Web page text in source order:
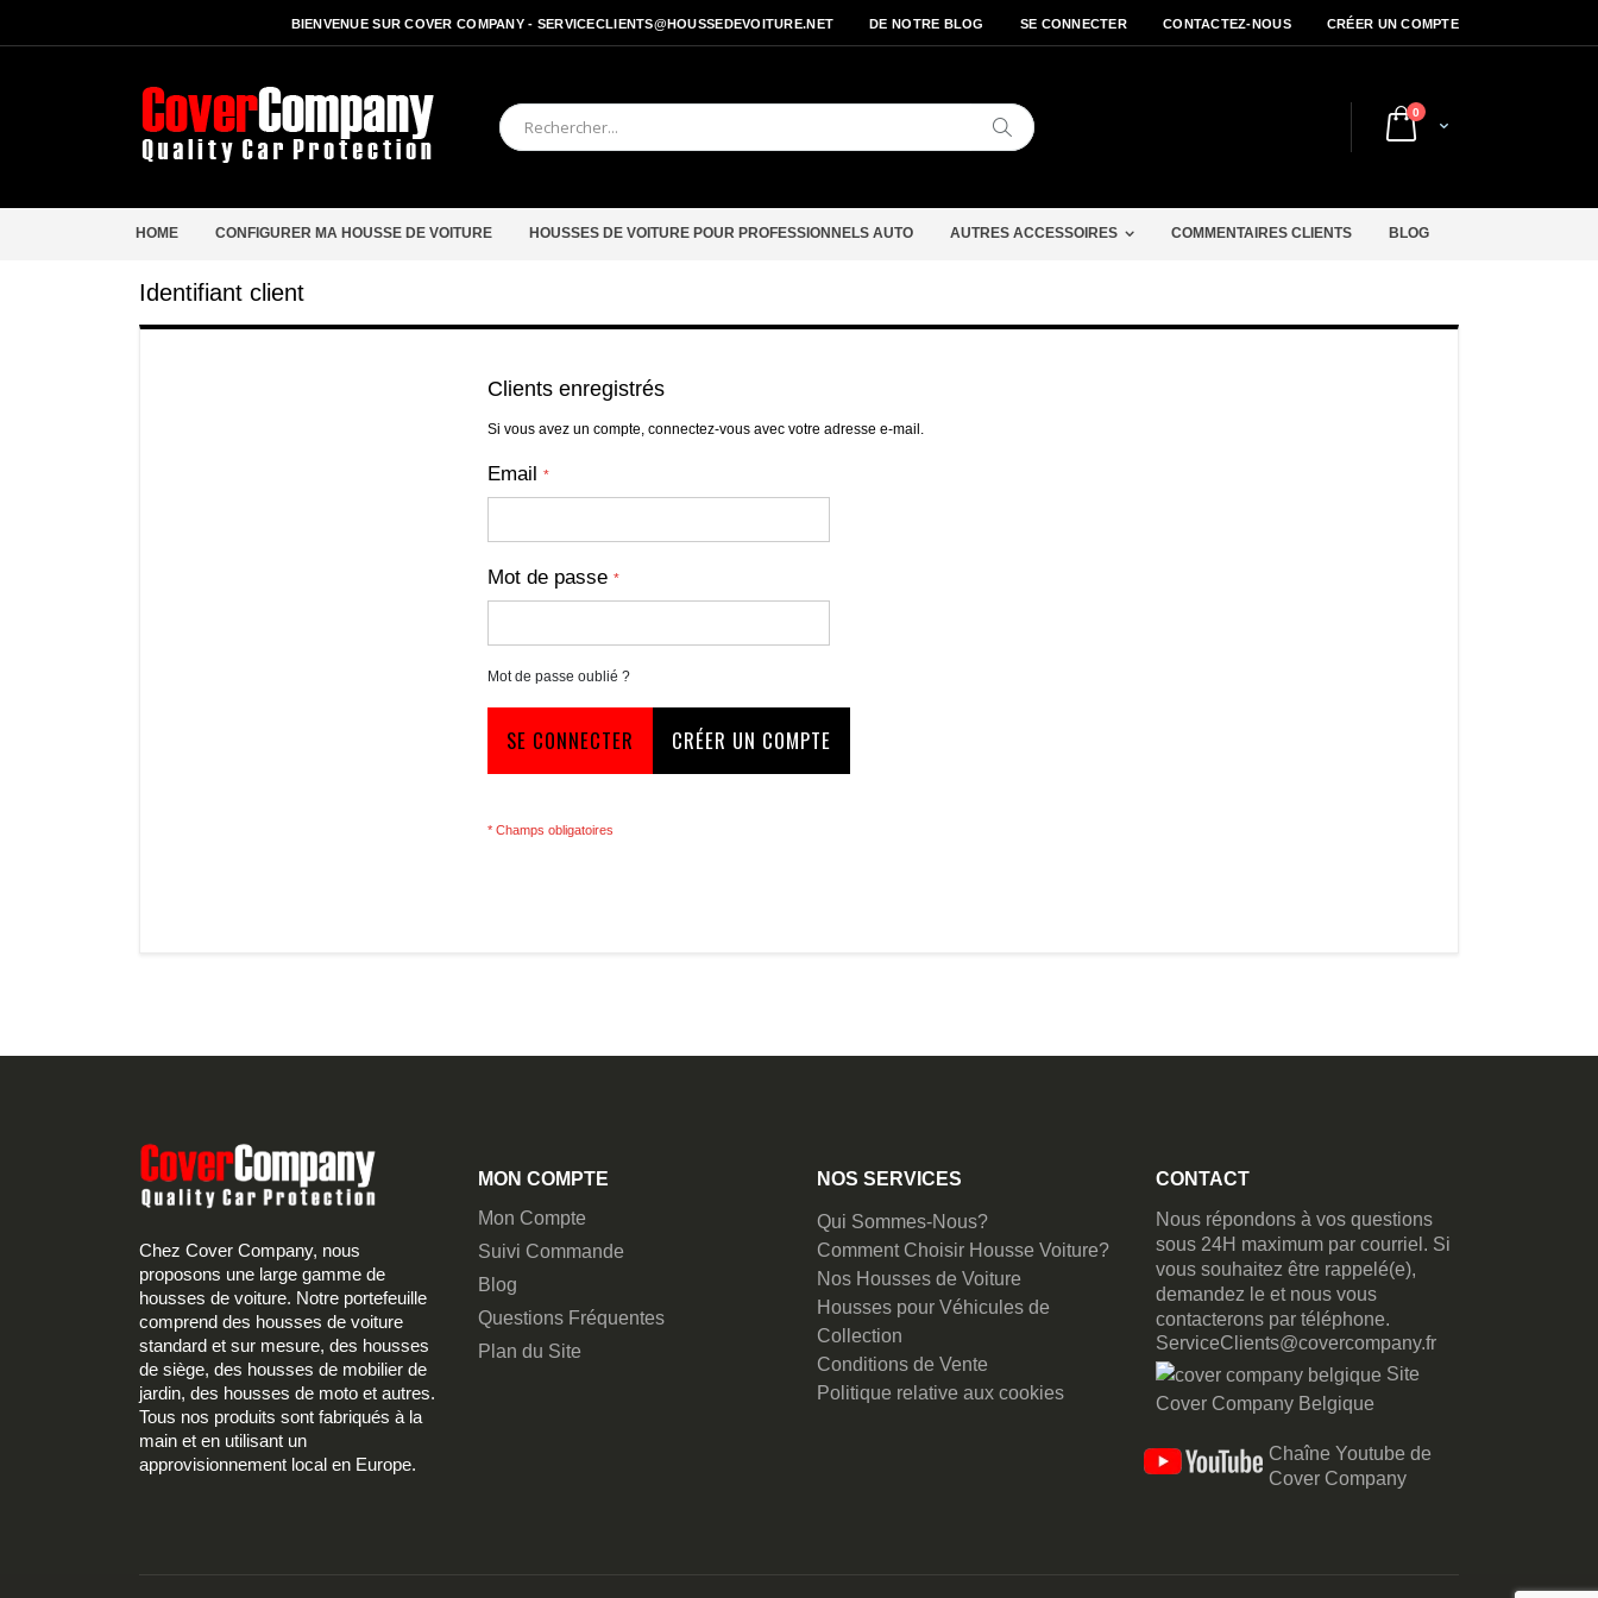
BIENVENUE SUR COVER COMPANY - SERVICECLIENTS@HOUSSEDEVOITURE.NET DE NOTRE BLOG SE CONNECTER CONTACTEZ-NOUS CRÉER UN COMPTE
Cart
0articles
Chercher
HOME CONFIGURER MA HOUSSE DE VOITURE HOUSSES DE VOITURE POUR PROFESSIONNELS AUTO AUTRES ACCESSOIRES COMMENTAIRES CLIENTS BLOG
Identifiant client
Clients enregistrés
Si vous avez un compte, connectez-vous avec votre adresse e-mail.
Email
Mot de passe
Mot de passe oublié ?
SE CONNECTER CRÉER UN COMPTE
Chez Cover Company, nous
proposons une large gamme de
housses de voiture. Notre portefeuille
comprend des housses de voiture
standard et sur mesure, des housses
de siège, des housses de mobilier de
jardin, des housses de moto et autres.
Tous nos produits sont fabriqués à la
main et en utilisant un
approvisionnement local en Europe.
MON COMPTE
Mon Compte
Suivi Commande
Blog
Questions Fréquentes
Plan du Site
NOS SERVICES
Qui Sommes-Nous?
Comment Choisir Housse Voiture?
Nos Housses de Voiture
Housses pour Véhicules de
Collection
Conditions de Vente
Politique relative aux cookies
CONTACT
Nous répondons à vos questions
sous 24H maximum par courriel. Si
vous souhaitez être rappelé(e),
demandez le et nous vous
contacterons par téléphone.
ServiceClients@covercompany.fr
Site
Cover Company Belgique
Chaîne Youtube de
Cover Company